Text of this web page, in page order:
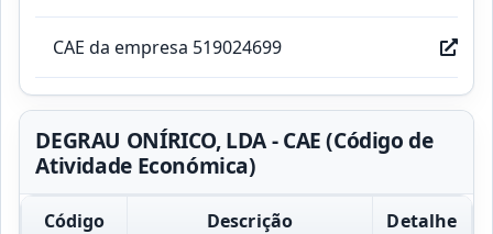
CAE da empresa 519024699
DEGRAU ONÍRICO, LDA - CAE (Código de
Atividade Económica)
Código Descrição Detalhe